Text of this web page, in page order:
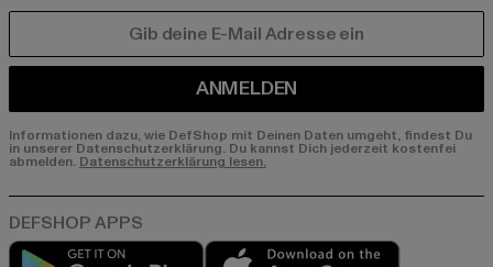
ANMELDEN
Informationen dazu, wie DefShop mit Deinen Daten umgeht, findest Du
in unserer Datenschutzerklärung. Du kannst Dich jederzeit kostenfei
abmelden. Datenschutzerklärung lesen.
Play market